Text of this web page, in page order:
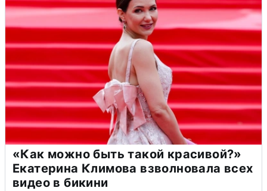
«Как можно быть такой красивой?»
Екатерина Климова взволновала всех
видео в бикини